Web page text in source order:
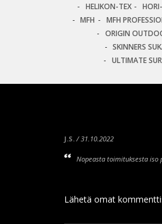
HELIKON-TEX
MFH
MFH
ORIGIN
SKINNERS
ULTIMATE
J.S. / 31.10.2022
Nopeasta toimituksesta iso
Lähetä omat